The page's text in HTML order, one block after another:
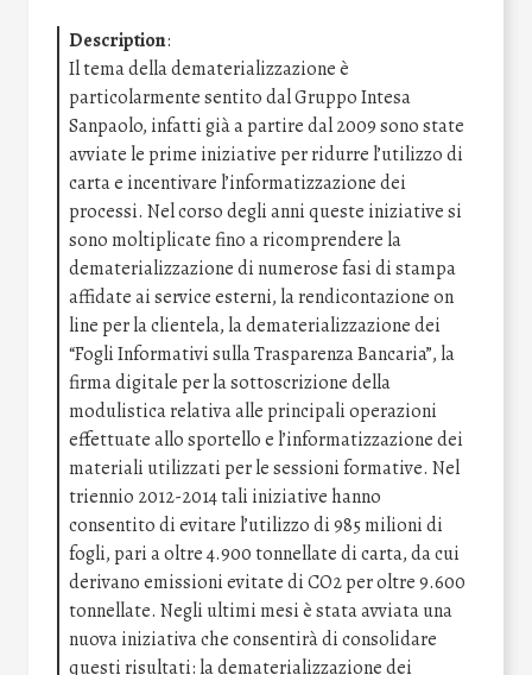
Description:
Il tema della dematerializzazione è
particolarmente sentito dal Gruppo Intesa
Sanpaolo, infatti già a partire dal 2009 sono state
avviate le prime iniziative per ridurre l’utilizzo di
carta e incentivare l’informatizzazione dei
processi. Nel corso degli anni queste iniziative si
sono moltiplicate fino a ricomprendere la
dematerializzazione di numerose fasi di stampa
affidate ai service esterni, la rendicontazione on
line per la clientela, la dematerializzazione dei
“Fogli Informativi sulla Trasparenza Bancaria”, la
firma digitale per la sottoscrizione della
modulistica relativa alle principali operazioni
effettuate allo sportello e l’informatizzazione dei
materiali utilizzati per le sessioni formative. Nel
triennio 2012-2014 tali iniziative hanno
consentito di evitare l’utilizzo di 985 milioni di
fogli, pari a oltre 4.900 tonnellate di carta, da cui
derivano emissioni evitate di CO2 per oltre 9.600
tonnellate. Negli ultimi mesi è stata avviata una
nuova iniziativa che consentirà di consolidare
questi risultati: la dematerializzazione dei